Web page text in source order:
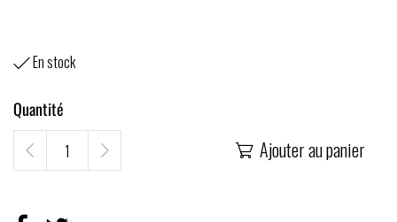
En stock
Quantité
 Ajouter au panier